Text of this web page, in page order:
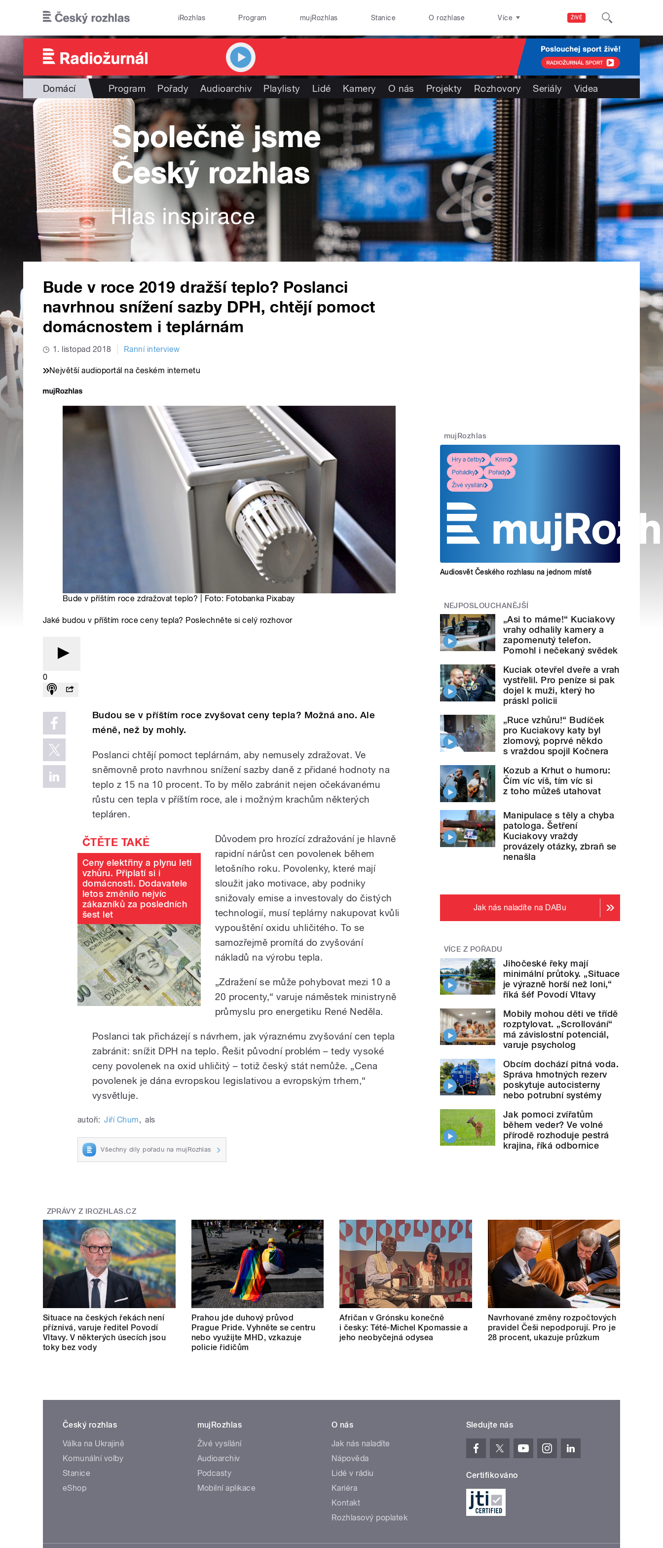
ŽIVĚ
iRozhlas Program mujRozhlas Stanice O rozhlase Více
Domácí Program Pořady Audioarchiv Playlisty Lidé Kamery O nás Projekty Rozhovory Seriály Videa
Bude v roce 2019 dražší teplo? Poslanci
navrhnou snížení sazby DPH, chtějí pomoct
domácnostem i teplárnám
1. listopad 2018 Ranní interview
Největší audioportál na českém internetu
Bude v příštím roce zdražovat teplo? | Foto: Fotobanka Pixabay
Jaké budou v příštím roce ceny tepla? Poslechněte si celý rozhovor
0
Budou se v příštím roce zvyšovat ceny tepla? Možná ano. Ale
méně, než by mohly.
Poslanci chtějí pomoct teplárnám, aby nemusely zdražovat. Ve
sněmovně proto navrhnou snížení sazby daně z přidané hodnoty na
teplo z 15 na 10 procent. To by mělo zabránit nejen očekávanému
růstu cen tepla v příštím roce, ale i možným krachům některých
tepláren.
Ceny elektřiny a plynu letí
vzhůru. Připlatí si i
domácnosti. Dodavatele
letos změnilo nejvíc
zákazníků za posledních
šest let
Důvodem pro hrozící zdražování je hlavně
rapidní nárůst cen povolenek během
letošního roku. Povolenky, které mají
sloužit jako motivace, aby podniky
snižovaly emise a investovaly do čistých
technologií, musí teplárny nakupovat kvůli
vypouštění oxidu uhličitého. To se
samozřejmě promítá do zvyšování
nákladů na výrobu tepla.
„Zdražení se může pohybovat mezi 10 a
20 procenty,“ varuje náměstek ministryně
průmyslu pro energetiku René Neděla.
Poslanci tak přicházejí s návrhem, jak výraznému zvyšování cen tepla
zabránit: snížit DPH na teplo. Řešit původní problém – tedy vysoké
ceny povolenek na oxid uhličitý – totiž český stát nemůže. „Cena
povolenek je dána evropskou legislativou a evropským trhem,“
vysvětluje.
autoři: Jiří Chum, als
Všechny díly pořadu na mujRozhlas
mujRozhlas
Hry a četby
Krimi
Pohádky
Pořady
Živé vysílání
Audiosvět Českého rozhlasu na jednom místě
NEJPOSLOUCHANĚJŠÍ
„Asi to máme!“ Kuciakovy
vrahy odhalily kamery a
zapomenutý telefon.
Pomohl i nečekaný svědek
Kuciak otevřel dveře a vrah
vystřelil. Pro peníze si pak
dojel k muži, který ho
práskl policii
„Ruce vzhůru!“ Budíček
pro Kuciakovy katy byl
zlomový, poprvé někdo
s vraždou spojil Kočnera
Kozub a Krhut o humoru:
Čím víc víš, tím víc si
z toho můžeš utahovat
Manipulace s těly a chyba
patologa. Šetření
Kuciakovy vraždy
provázely otázky, zbraň se
nenašla
Jak nás naladíte na DABu
VÍCE Z POŘADU
Jihočeské řeky mají
minimální průtoky. „Situace
je výrazně horší než loni,“
říká šéf Povodí Vltavy
Mobily mohou děti ve třídě
rozptylovat. „Scrollování“
má závislostní potenciál,
varuje psycholog
Obcím dochází pitná voda.
Správa hmotných rezerv
poskytuje autocisterny
nebo potrubní systémy
Jak pomoci zvířatům
během veder? Ve volné
přírodě rozhoduje pestrá
krajina, říká odbornice
ZPRÁVY Z IROZHLAS.CZ
Situace na českých řekách není
příznivá, varuje ředitel Povodí
Vltavy. V některých úsecích jsou
toky bez vody
Prahou jde duhový průvod
Prague Pride. Vyhněte se centru
nebo využijte MHD, vzkazuje
policie řidičům
Afričan v Grónsku konečně
i česky: Tété-Michel Kpomassie a
jeho neobyčejná odysea
Navrhované změny rozpočtových
pravidel Češi nepodporují. Pro je
28 procent, ukazuje průzkum
Český rozhlas
Válka na Ukrajině
Komunální volby
Stanice
eShop
mujRozhlas
Živé vysílání
Audioarchiv
Podcasty
Mobilní aplikace
O nás
Jak nás naladíte
Nápověda
Lidé v rádiu
Kariéra
Kontakt
Rozhlasový poplatek
Sledujte nás
Certifikováno